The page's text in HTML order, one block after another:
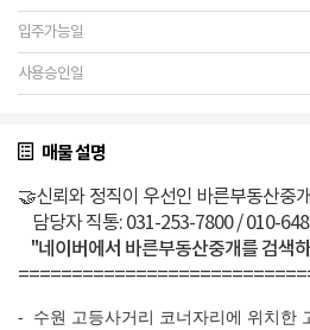
매물 설명
🤝신뢰와 정직이 우선인 바른부동산중
담당자 직통: 031-253-7800 / 010-
"네이버에서 바른부동산중개를 검색
- 수원 고등사거리 코너자리에 위치한